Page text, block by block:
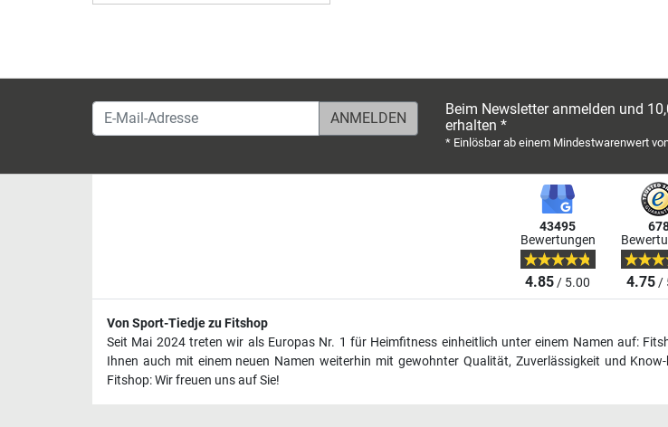
E-Mail-Adresse
Beim Newsletter anmelden und
erhalten *
* Einlösbar ab einem Mindestwarenwert
43495
Bewertungen
4.85/ 5.00 4.75/
Von Sport-Tiedje zu Fitshop
Seit Mai 2024 treten wir als Europas Nr. 1 für Heimfitness einheitlich unter einem Namen auf:
Ihnen auch mit einem neuen Namen weiterhin mit gewohnter Qualität, Zuverlässigkeit und
Fitshop: Wir freuen uns auf Sie!